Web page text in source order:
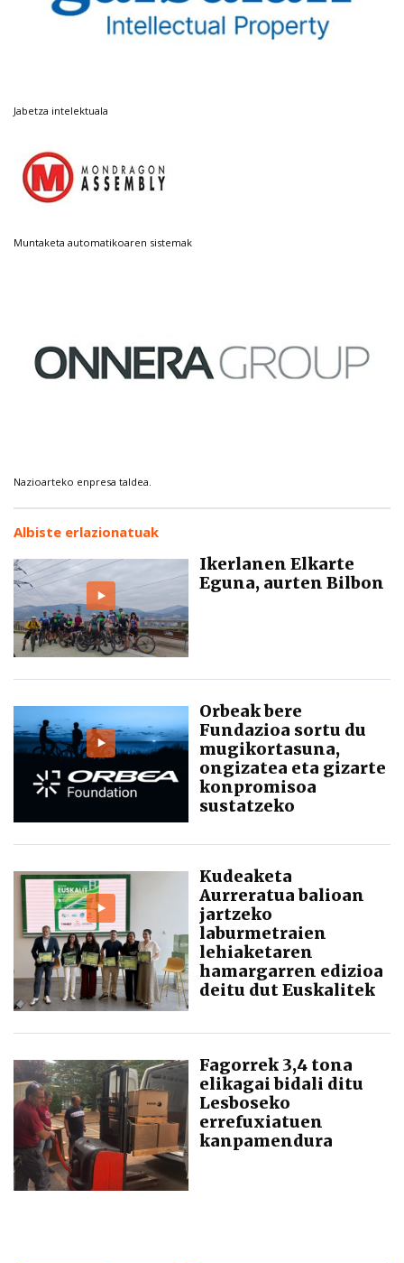
Jabetza intelektuala
Muntaketa automatikoaren sistemak
Nazioarteko enpresa taldea.
Albiste erlazionatuak
Ikerlanen Elkarte
Eguna, aurten Bilbon
Orbeak bere
Fundazioa sortu du
mugikortasuna,
ongizatea eta gizarte
konpromisoa
sustatzeko
Kudeaketa
Aurreratua balioan
jartzeko
laburmetraien
lehiaketaren
hamargarren edizioa
deitu dut Euskalitek
Fagorrek 3,4 tona
elikagai bidali ditu
Lesboseko
errefuxiatuen
kanpamendura